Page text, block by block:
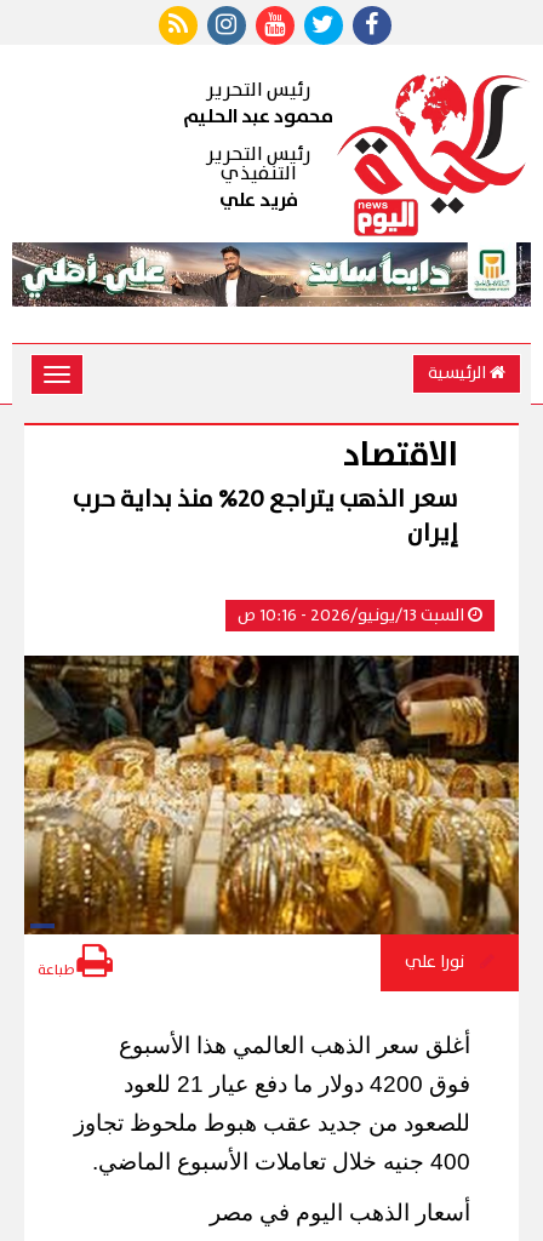
رئيس التحرير
محمود عبد الحليم
رئيس التحرير
التنفيذي
فريد علي
الرئيسية
Toggle
الاقتصاد
سعر الذهب يتراجع 20% منذ بداية حرب
إيران
السبت 13/يونيو/2026 - 10:16 ص
نورا علي طباعة
أغلق سعر الذهب العالمي هذا الأسبوع
فوق 4200 دولار ما دفع عيار 21 للعود
للصعود من جديد عقب هبوط ملحوظ تجاوز
400 جنيه خلال تعاملات الأسبوع الماضي.
أسعار الذهب اليوم في مصر